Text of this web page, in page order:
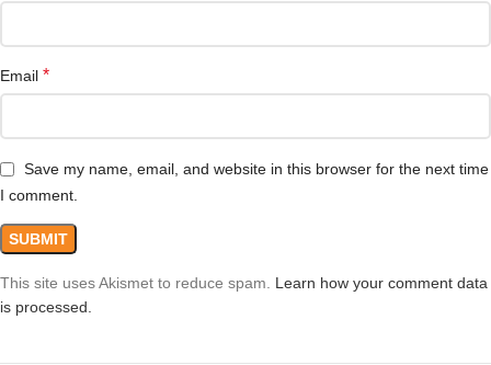
Email *
Save my name, email, and website in this browser for the next time
I comment.
This site uses Akismet to reduce spam. Learn how your comment data
is processed.